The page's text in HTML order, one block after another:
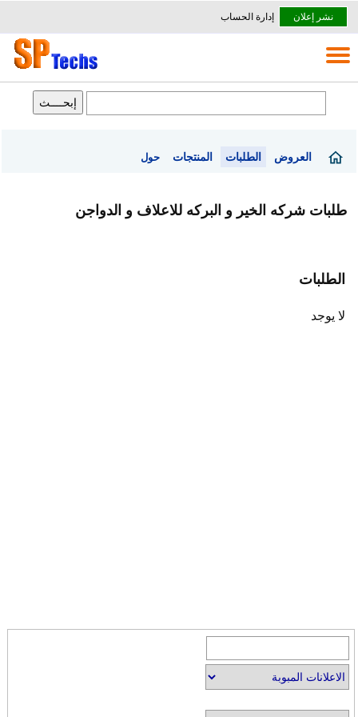
نشر إعلان إدارة الحساب
العروض الطلبات المنتجات حول
طلبات شركه الخير و البركه للاعلاف و الدواجن
الطلبات
لا يوجد